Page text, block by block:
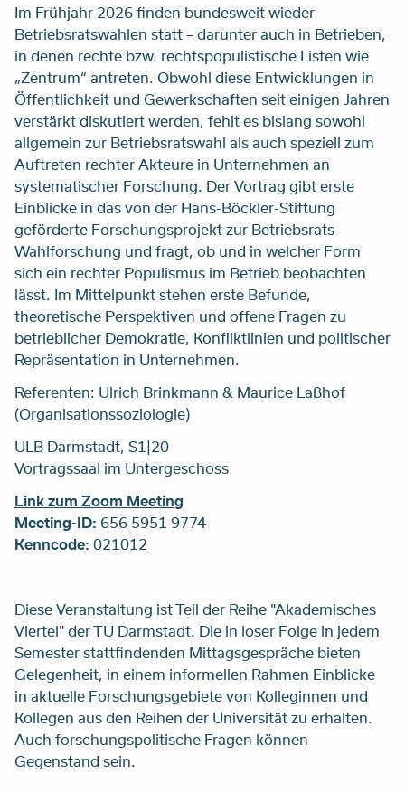
Im Frühjahr 2026 finden bundesweit wieder
Betriebsratswahlen statt – darunter auch in Betrieben,
in denen rechte bzw. rechtspopulistische Listen wie
„Zentrum“ antreten. Obwohl diese Entwicklungen in
Öffentlichkeit und Gewerkschaften seit einigen Jahren
verstärkt diskutiert werden, fehlt es bislang sowohl
allgemein zur Betriebsratswahl als auch speziell zum
Auftreten rechter Akteure in Unternehmen an
systematischer Forschung. Der Vortrag gibt erste
Einblicke in das von der Hans-Böckler-Stiftung
geförderte Forschungsprojekt zur Betriebsrats-
Wahlforschung und fragt, ob und in welcher Form
sich ein rechter Populismus im Betrieb beobachten
lässt. Im Mittelpunkt stehen erste Befunde,
theoretische Perspektiven und offene Fragen zu
betrieblicher Demokratie, Konfliktlinien und politischer
Repräsentation in Unternehmen.
Referenten: Ulrich Brinkmann & Maurice Laßhof
(Organisationssoziologie)
ULB Darmstadt, S1|20
Vortragssaal im Untergeschoss
Link zum Zoom Meeting
Meeting-ID: 656 5951 9774
Kenncode: 021012
Diese Veranstaltung ist Teil der Reihe "Akademisches
Viertel" der TU Darmstadt. Die in loser Folge in jedem
Semester stattfindenden Mittagsgespräche bieten
Gelegenheit, in einem informellen Rahmen Einblicke
in aktuelle Forschungsgebiete von Kolleginnen und
Kollegen aus den Reihen der Universität zu erhalten.
Auch forschungspolitische Fragen können
Gegenstand sein.